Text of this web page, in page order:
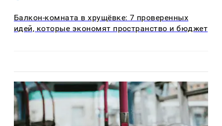
Балкон-комната в хрущёвке: 7 проверенных
идей, которые экономят пространство и бюджет